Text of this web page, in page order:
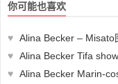
你可能也喜欢
♥ Alina Becker – Misato
♥ Alina Becker Tifa
♥ Alina Becker Marin-